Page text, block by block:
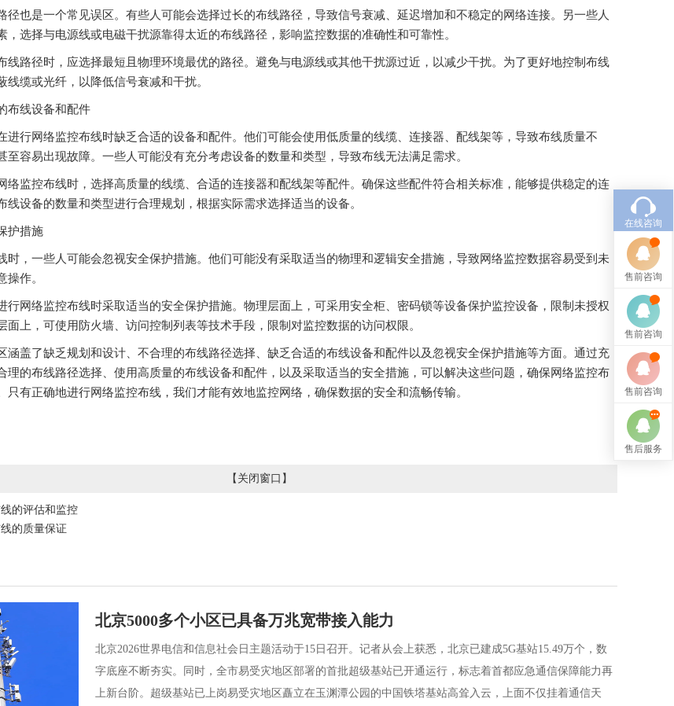
径也是一个常见误区。有些人可能会选择过长的布线路径，导致信号衰减、延迟增加和不稳定的网络连接。另一些人
，选择与电源线或电磁干扰源靠得太近的布线路径，影响监控数据的准确性和可靠性。
线路径时，应选择最短且物理环境最优的路径。避免与电源线或其他干扰源过近，以减少干扰。为了更好地控制布线
线缆或光纤，以降低信号衰减和干扰。
布线设备和配件
进行网络监控布线时缺乏合适的设备和配件。他们可能会使用低质量的线缆、连接器、配线架等，导致布线质量不
至容易出现故障。一些人可能没有充分考虑设备的数量和类型，导致布线无法满足需求。
络监控布线时，选择高质量的线缆、合适的连接器和配线架等配件。确保这些配件符合相关标准，能够提供稳定的连
线设备的数量和类型进行合理规划，根据实际需求选择适当的设备。
护措施
时，一些人可能会忽视安全保护措施。他们可能没有采取适当的物理和逻辑安全措施，导致网络监控数据容易受到未
操作。
行网络监控布线时采取适当的安全保护措施。物理层面上，可采用安全柜、密码锁等设备保护监控设备，限制未授权
面上，可使用防火墙、访问控制列表等技术手段，限制对监控数据的访问权限。
涵盖了缺乏规划和设计、不合理的布线路径选择、缺乏合适的布线设备和配件以及忽视安全保护措施等方面。通过充
理的布线路径选择、使用高质量的布线设备和配件，以及采取适当的安全措施，可以解决这些问题，确保网络监控布
只有正确地进行网络监控布线，我们才能有效地监控网络，确保数据的安全和流畅传输。
【 关闭窗口 】
的评估和监控
的质量保证
北京5000多个小区已具备万兆宽带接入能力
北京2026世界电信和信息社会日主题活动于15日召开。记者从会上获悉，北京已建成5G基站15.49万个，数
字底座不断夯实。同时，全市易受灾地区部署的首批超级基站已开通运行，标志着首都应急通信保障能力再
上新台阶。超级基站已上岗易受灾地区矗立在玉渊潭公园的中国铁塔基站高耸入云，上面不仅挂着通信天
在线咨询
售前咨询
售前咨询
售前咨询
售后服务